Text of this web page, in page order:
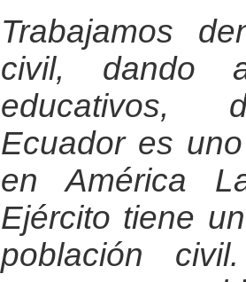
Trabajamos
civil, dando
educativos,
Ecuador es
en América
Ejército tiene
población